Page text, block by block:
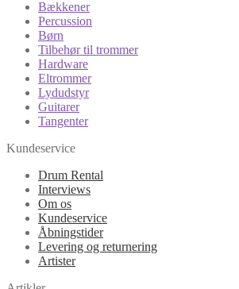
Bækkener
Percussion
Børn
Tilbehør til trommer
Hardware
Eltrommer
Lydudstyr
Guitarer
Tangenter
Kundeservice
Drum Rental
Interviews
Om os
Kundeservice
Åbningstider
Levering og returnering
Artister